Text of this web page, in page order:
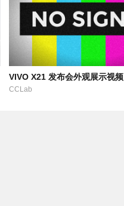
VIVO X21 发布会外观展示视频
CCLab